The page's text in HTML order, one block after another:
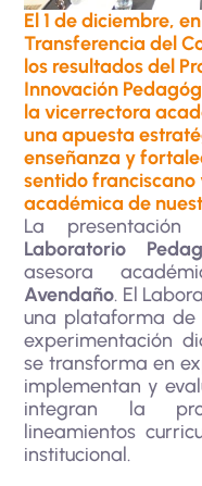
El 1 de diciembre,
Transferencia del
los resultados del
Innovación
la vicerrectora
una apuesta
enseñanza y
sentido
académica de
La
Laboratorio
asesora
Avendaño. El
una plataforma de
experimentación
se transforma en
implementan y
integran la
lineamientos
institucional.